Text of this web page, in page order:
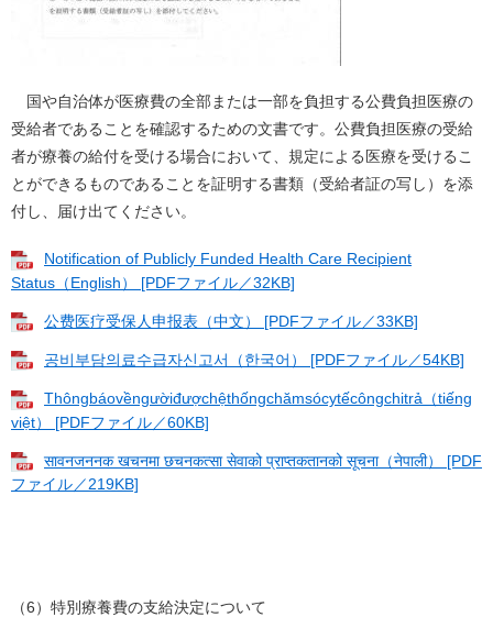
国や自治体が医療費の全部または一部を負担する公費負担医療の
受給者であることを確認するための文書です。公費負担医療の受給
者が療養の給付を受ける場合において、規定による医療を受けるこ
とができるものであることを証明する書類（受給者証の写し）を添
付し、届け出てください。
Notification of Publicly Funded Health Care Recipient
Status（English） [PDFファイル／32KB]
公费医疗受保人申报表（中文） [PDFファイル／33KB]
공비부담의료수급자신고서（한국어） [PDFファイル／54KB]
Thôngbáovềngườiđượchệthốngchămsócytếcôngchitrả（tiếng
việt） [PDFファイル／60KB]
सावनजननक खचनमा छचनकत्सा सेवाको प्राप्तकतानको सूचना（नेपाली） [PDF
ファイル／219KB]
（6）特別療養費の支給決定について